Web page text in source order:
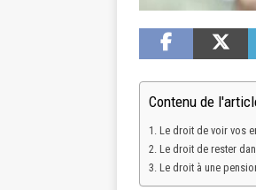
Contenu de
Le droit de voir vos
Le droit de rester
Le droit à une